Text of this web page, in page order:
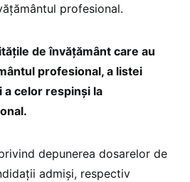
profesional.
de învățământ care au
profesional, a listei
a celor respinși la
depunerea dosarelor de
admiși, respectiv